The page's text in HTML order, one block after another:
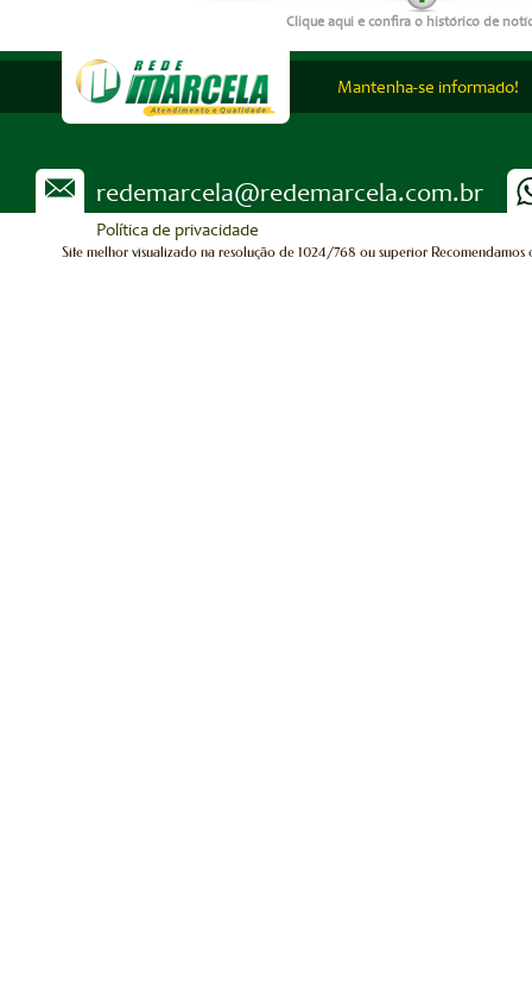
Clique aqui e confira o histórico de
Política de privacidade
Mantenha-se informado!
redemarcela@redemarcela.com.br